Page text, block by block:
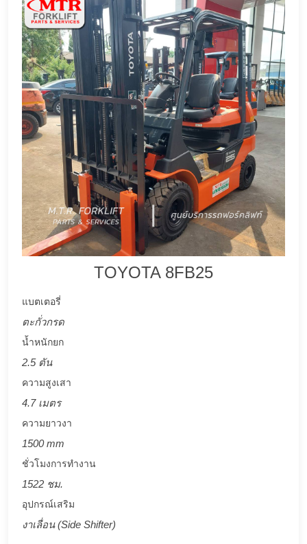
TOYOTA 8FB25
แบตเตอรี่
ตะกั่วกรด
น้ำหนักยก
2.5 ตัน
ความสูงเสา
4.7 เมตร
ความยาวงา
1500 mm
ชั่วโมงการทำงาน
1522 ชม.
อุปกรณ์เสริม
งาเลื่อน (Side Shifter)